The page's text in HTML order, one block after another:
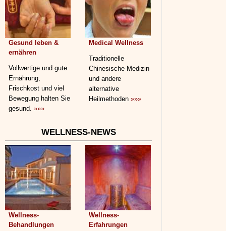
Gesund leben &
ernähren
Vollwertige und gute
Ernährung,
Frischkost und viel
Bewegung halten Sie
gesund. »»»
Medical Wellness
Traditionelle
Chinesische Medizin
und andere
alternative
Heilmethoden »»»
WELLNESS-NEWS
Wellness-
Behandlungen
Wellness-
Erfahrungen